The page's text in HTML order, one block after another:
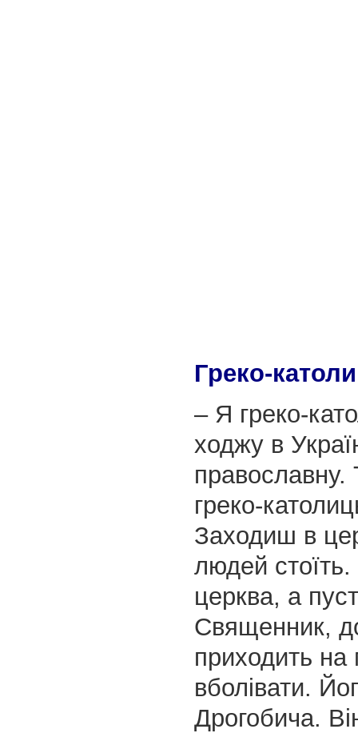
Греко-
– Я греко-
ходжу в
греко-
Заходиш в
людей
церква, а
Священник,
приходить на
вболівати.
Дрогобича.